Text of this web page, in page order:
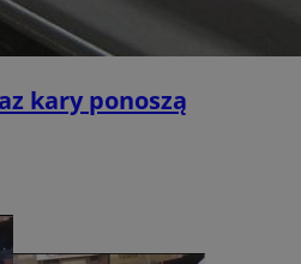
kary ponoszą